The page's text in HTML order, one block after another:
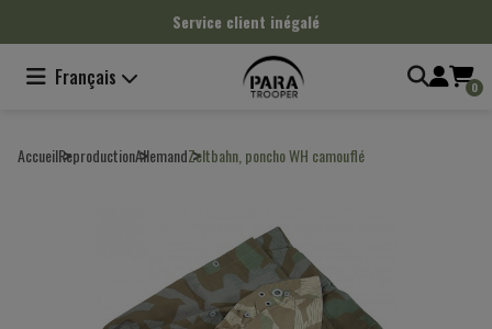
Service client inégalé
Français 0
AccueilReproductionAllemandZeltbahn, poncho WH camouflé